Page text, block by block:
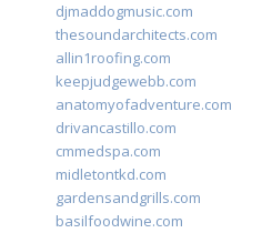
djmaddogmusic.com
thesoundarchitects.com
allin1roofing.com
keepjudgewebb.com
anatomyofadventure.com
drivancastillo.com
cmmedspa.com
midletontkd.com
gardensandgrills.com
basilfoodwine.com